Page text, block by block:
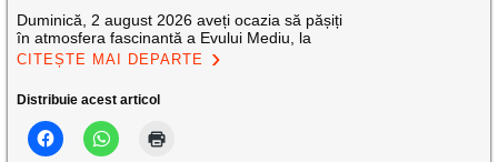
Duminică, 2 august 2026 aveți ocazia să pășiți
în atmosfera fascinantă a Evului Mediu, la
CITEȘTE MAI DEPARTE
Distribuie acest articol